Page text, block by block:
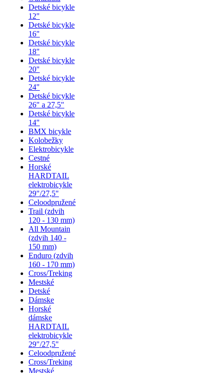
Detské bicykle
12"
Detské bicykle
16"
Detské bicykle
18"
Detské bicykle
20"
Detské bicykle
24"
Detské bicykle
26" a 27,5"
Detské bicykle
14"
BMX bicykle
Kolobežky
Elektrobicykle
Cestné
Horské
HARDTAIL
elektrobicykle
29"/27,5"
Celoodpružené
Trail (zdvih
120 - 130 mm)
All Mountain
(zdvih 140 -
150 mm)
Enduro (zdvih
160 - 170 mm)
Cross/Treking
Mestské
Detské
Dámske
Horské
dámske
HARDTAIL
elektrobicykle
29"/27,5"
Celoodpružené
Cross/Treking
Mestské